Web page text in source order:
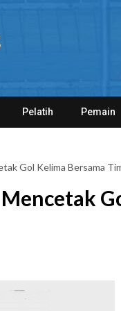
Pelatih Pemain
Gol Kelima Bersama